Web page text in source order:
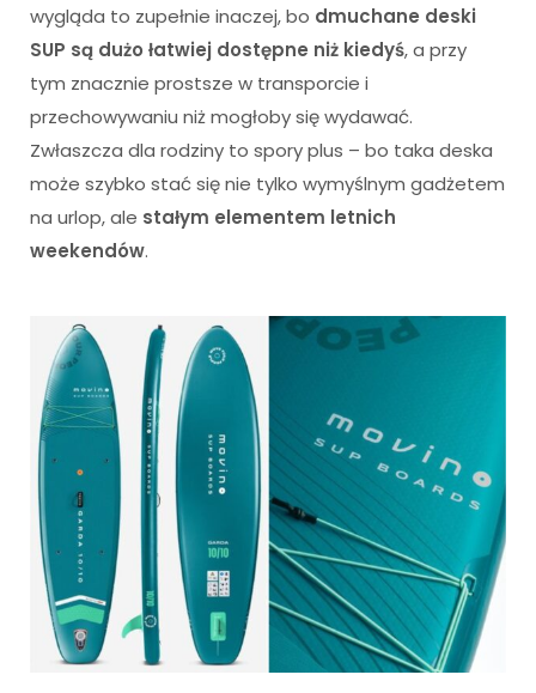
wygląda to zupełnie inaczej, bo dmuchane deski
SUP są dużo łatwiej dostępne niż kiedyś, a przy
tym znacznie prostsze w transporcie i
przechowywaniu niż mogłoby się wydawać.
Zwłaszcza dla rodziny to spory plus – bo taka deska
może szybko stać się nie tylko wymyślnym gadżetem
na urlop, ale stałym elementem letnich
weekendów.